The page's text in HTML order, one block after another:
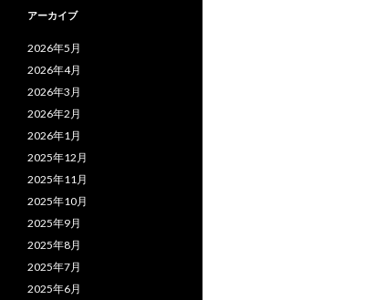
アーカイブ
2026年5月
2026年4月
2026年3月
2026年2月
2026年1月
2025年12月
2025年11月
2025年10月
2025年9月
2025年8月
2025年7月
2025年6月